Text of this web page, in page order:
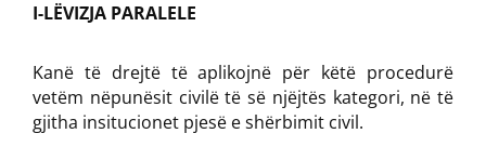
I-LËVIZJA PARALELE
Kanë të drejtë të aplikojnë për këtë procedurë
vetëm nëpunësit civilë të së njëjtës kategori, në të
gjitha insitucionet pjesë e shërbimit civil.